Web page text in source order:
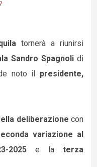
tornerà a riunirsi
Sandro Spagnoli di
noto il presidente,
deliberazionecon
variazione al
2025 e la terza